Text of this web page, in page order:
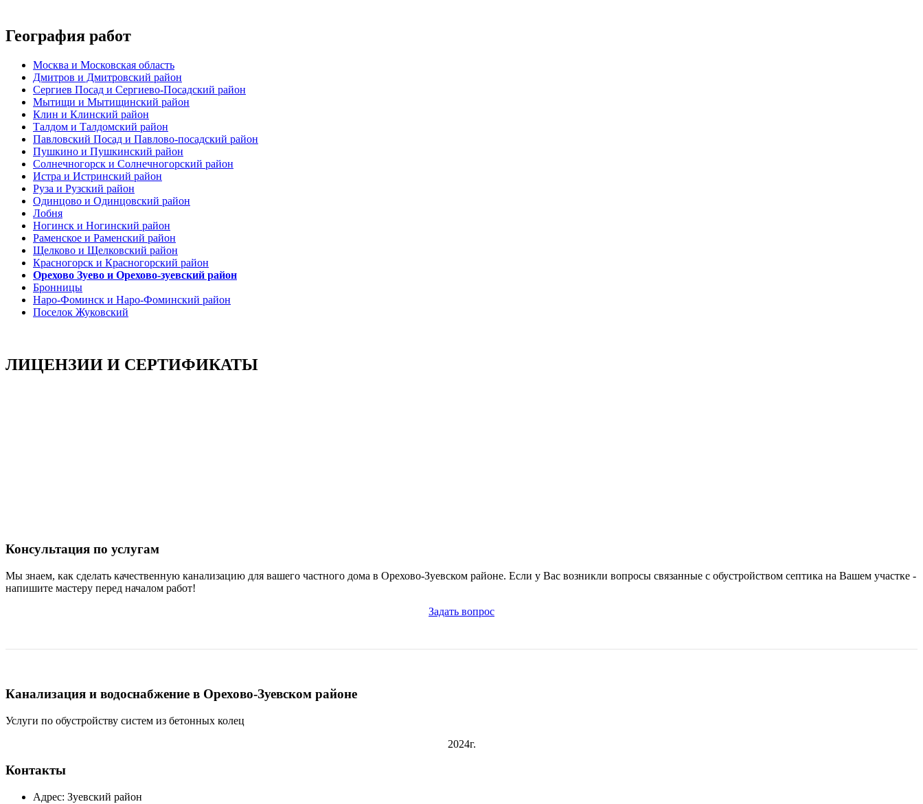
География работ
Москва и Московская область
Дмитров и Дмитровский район
Сергиев Посад и Сергиево-Посадский район
Мытищи и Мытищинский район
Клин и Клинский район
Талдом и Талдомский район
Павловский Посад и Павлово-посадский район
Пушкино и Пушкинский район
Солнечногорск и Солнечногорский район
Истра и Истринский район
Руза и Рузский район
Одинцово и Одинцовский район
Лобня
Ногинск и Ногинский район
Раменское и Раменский район
Щелково и Щелковский район
Красногорск и Красногорский район
Орехово Зуево и Орехово-зуевский район
Бронницы
Наро-Фоминск и Наро-Фоминский район
Поселок Жуковский
ЛИЦЕНЗИИ И СЕРТИФИКАТЫ
Консультация по услугам
Мы знаем, как сделать качественную канализацию для вашего частного дома в Орехово-Зуевском районе. Если у Вас возникли вопросы связанные с обустройством септика на Вашем участке -
напишите мастеру перед началом работ!
Задать вопрос
Канализация и водоснабжение в Орехово-Зуевском районе
Услуги по обустройству систем из бетонных колец
2024г.
Контакты
Адрес: Зуевский район